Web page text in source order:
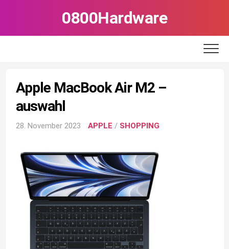
0800Hardware
Apple MacBook Air M2 –
auswahl
28. November 2023 APPLE / SHOPPING